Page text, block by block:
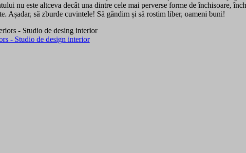
nu este altceva decât una dintre cele mai perverse forme de închisoare,
Așadar, să zburde cuvintele! Să gândim și să rostim liber, oameni buni!
- Studio de design interior